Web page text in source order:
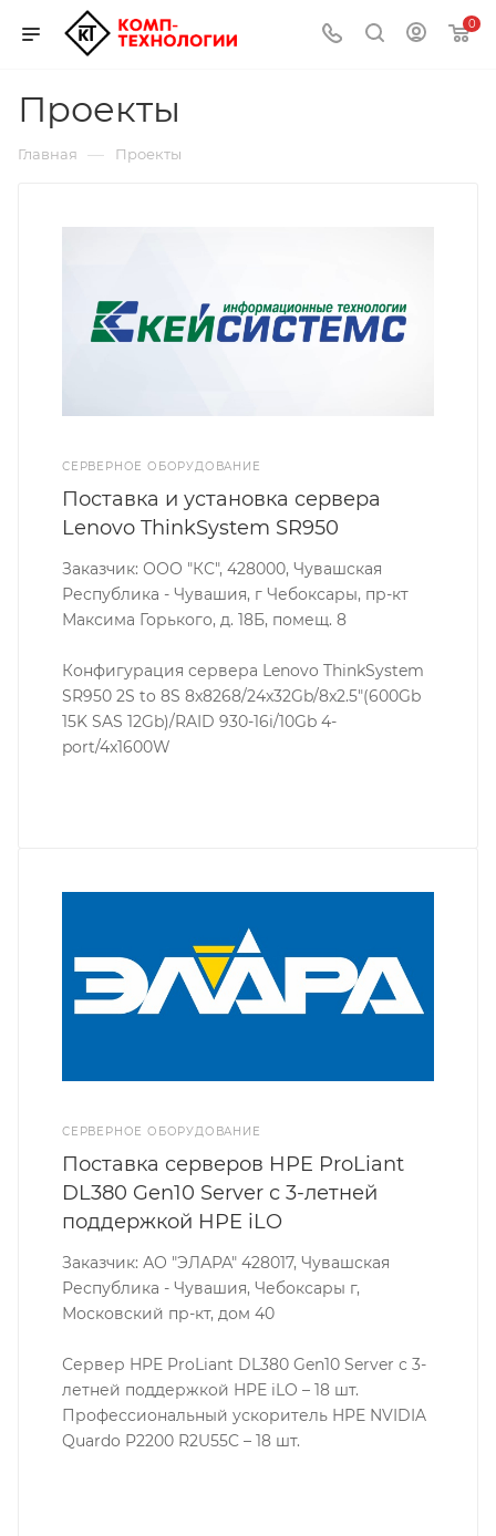
0
Проекты
Главная — Проекты
СЕРВЕРНОЕ ОБОРУДОВАНИЕ
Поставка и установка сервера
Lenovo ThinkSystem SR950
Заказчик: ООО "КС", 428000, Чувашская
Республика - Чувашия, г Чебоксары, пр-кт
Максима Горького, д. 18Б, помещ. 8
Конфигурация сервера Lenovo ThinkSystem
SR950 2S to 8S 8x8268/24x32Gb/8x2.5"(600Gb
15K SAS 12Gb)/RAID 930-16i/10Gb 4-
port/4x1600W
СЕРВЕРНОЕ ОБОРУДОВАНИЕ
Поставка серверов HPE ProLiant
DL380 Gen10 Server с 3-летней
поддержкой HPE iLO
Заказчик: АО "ЭЛАРА" 428017, Чувашская
Республика - Чувашия, Чебоксары г,
Московский пр-кт, дом 40
Сервер HPE ProLiant DL380 Gen10 Server с 3-
летней поддержкой HPE iLO – 18 шт.
Профессиональный ускоритель HPE NVIDIA
Quardo P2200 R2U55C – 18 шт.